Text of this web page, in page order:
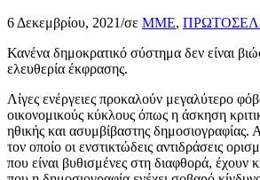
6 Δεκεμβρίου, 2021/σε ΜΜΕ,
Κανένα δημοκρατικό σύστημα δεν είναι
ελευθερία έκφρασης.
Λίγες ενέργειες προκαλούν μεγαλύτερο
οικονομικούς κύκλους όπως η άσκηση
ηθικής και ασυμβίβαστης δημοσιογραφίας.
τον οποίο οι ενστικτώδεις αντιδράσεις
που είναι βυθισμένες στη διαφθορά, έχουν